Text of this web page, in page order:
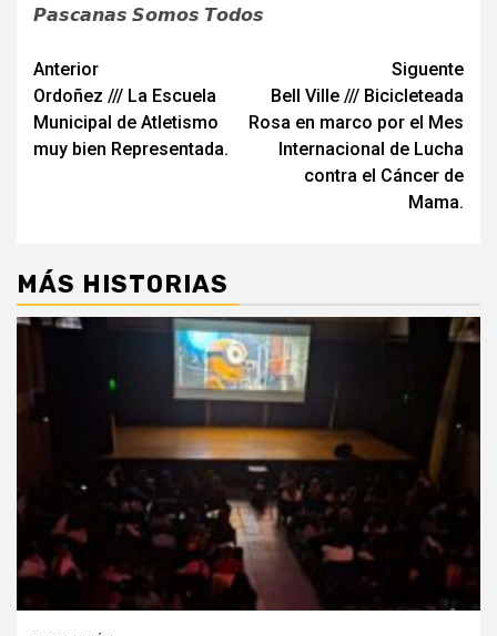
𝙋𝙖𝙨𝙘𝙖𝙣𝙖𝙨 𝙎𝙤𝙢𝙤𝙨 𝙏𝙤𝙙𝙤𝙨
Navegación
de
entradas
Anterior
Ordoñez /// La Escuela
Municipal de Atletismo
muy bien Representada.
Siguente
Bell Ville /// Bicicleteada
Rosa en marco por el Mes
Internacional de Lucha
contra el Cáncer de
Mama.
MÁS HISTORIAS